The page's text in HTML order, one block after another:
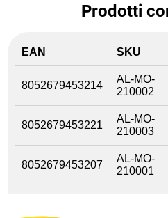
Prodotti
EAN SKU
8052679453214
AL-MO-
210002
8052679453221
AL-MO-
210003
8052679453207
AL-MO-
210001